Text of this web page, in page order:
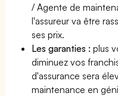
/ Agente de
l'assureur va être
ses prix.
Les garanties :plus
diminuez vos
d'assurance sera
maintenance en